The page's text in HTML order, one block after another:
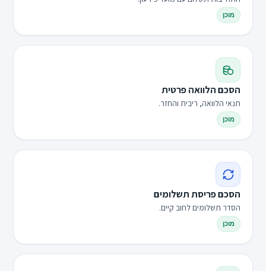
מוכן
הסכם הלוואה פרטית
תנאי הלוואה, ריבית והחזר.
מוכן
הסכם פריסת תשלומים
הסדר תשלומים לחוב קיים.
מוכן